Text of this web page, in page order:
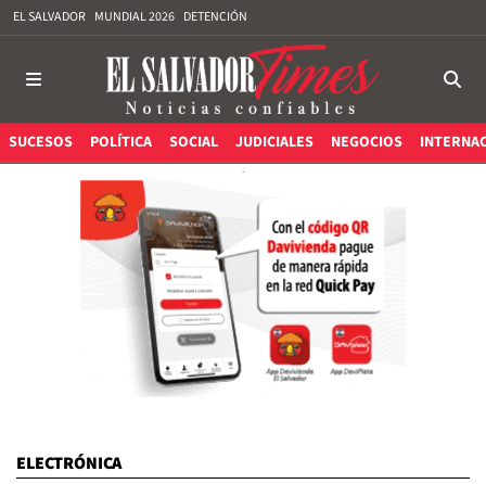
EL SALVADOR MUNDIAL 2026 DETENCIÓN
SUCESOS POLÍTICA SOCIAL JUDICIALES NEGOCIOS
ELECTRÓNICA